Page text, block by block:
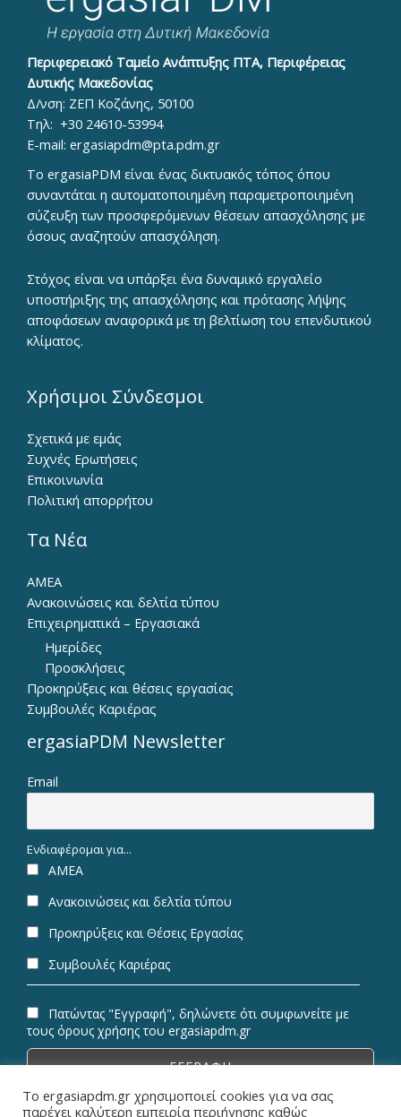
Περιφερειακό Ταμείο Ανάπτυξης ΠΤΑ, Περιφέρειας
Δυτικής Μακεδονίας
Δ/νση: ΖΕΠ Κοζάνης, 50100
Τηλ: +30 24610-53994
E-mail: ergasiapdm@pta.pdm.gr
To ergasiaPDM είναι ένας δικτυακός τόπος όπου
συναντάται η αυτοματοποιημένη παραμετροποιημένη
σύζευξη των προσφερόμενων θέσεων απασχόλησης με
όσους αναζητούν απασχόληση.
Στόχος είναι να υπάρξει ένα δυναμικό εργαλείο
υποστήριξης της απασχόλησης και πρότασης λήψης
αποφάσεων αναφορικά με τη βελτίωση του επενδυτικού
κλίματος.
Χρήσιμοι Σύνδεσμοι
Σχετικά με εμάς
Συχνές Ερωτήσεις
Επικοινωνία
Πολιτική απορρήτου
Τα Νέα
ΑΜΕΑ
Ανακοινώσεις και δελτία τύπου
Επιχειρηματικά – Εργασιακά
Ημερίδες
Προσκλήσεις
Προκηρύξεις και θέσεις εργασίας
Συμβουλές Καριέρας
ergasiaPDM Newsletter
Email
Ενδιαφέρομαι για...
ΑΜΕΑ
Ανακοινώσεις και δελτία τύπου
Προκηρύξεις και Θέσεις Εργασίας
Συμβουλές Καριέρας
Πατώντας "Εγγραφή", δηλώνετε ότι συμφωνείτε με
τους όρους χρήσης του ergasiapdm.gr
Το ergasiapdm.gr χρησιμοποιεί cookies για να σας
παρέχει καλύτερη εμπειρία περιήγησης καθώς